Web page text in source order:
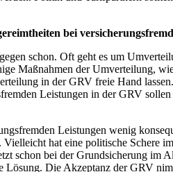
bei
schon. Oft geht es um
Maßnahmen der Umverteilung,
in der GRV freie Hand
Leistungen in der GRV
Leistungen wenig
hat eine politische Schere
schon bei der Grundsicherung
Lösung. Die Akzeptanz der GRV